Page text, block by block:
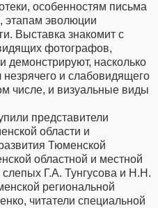
особенностям письма
этапам эволюции
Выставка знакомит с
фотографов,
демонстрируют, насколько
незрячего и слабовидящего
числе, и визуальные виды
представители
области и
Тюменской
областной и местной
слепых Г.А. Тунгусова и Н.Н.
региональной
читатели специальной